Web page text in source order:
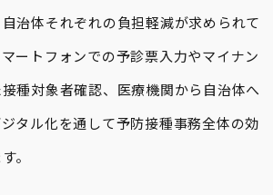
治体それぞれの負担軽減が求められて
ートフォンでの予診票入力やマイナン
種対象者確認、医療機関から自治体へ
タル化を通して予防接種事務全体の効
。